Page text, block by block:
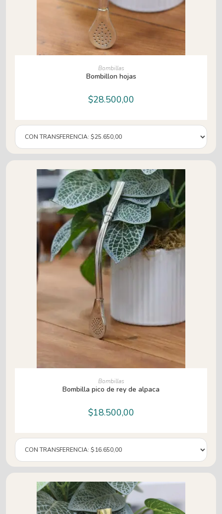
AÑADIR AL CARRITO
Bombillas
Bombillon hojas
$28.500,00
AÑADIR AL CARRITO
Bombillas
Bombilla pico de rey de alpaca
$18.500,00